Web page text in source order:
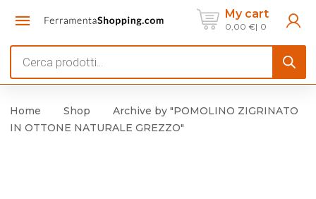
My cart
0,00 € 0
search
Home Shop
Archive by "POMOLINO ZIGRINATO
IN OTTONE NATURALE GREZZO"